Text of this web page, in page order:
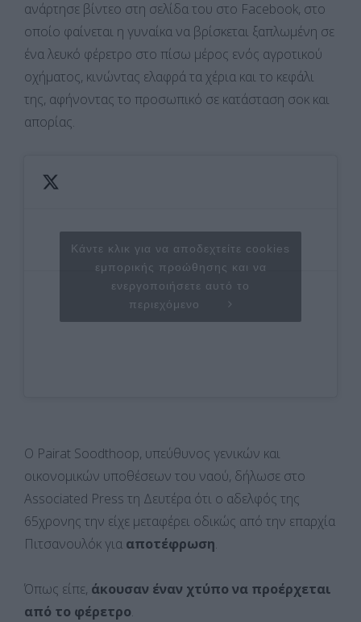
ανάρτησε βίντεο στη σελίδα του στο Facebook, στο
οποίο φαίνεται η γυναίκα να βρίσκεται ξαπλωμένη σε
ένα λευκό φέρετρο στο πίσω μέρος ενός αγροτικού
οχήματος, κινώντας ελαφρά τα χέρια και το κεφάλι
της, αφήνοντας το προσωπικό σε κατάσταση σοκ και
απορίας.
Κάντε κλικ για να αποδεχτείτε cookies
εμπορικής προώθησης και να
ενεργοποιήσετε αυτό το
περιεχόμενο
Ο Pairat Soodthoop, υπεύθυνος γενικών και
οικονομικών υποθέσεων του ναού, δήλωσε στο
Associated Press τη Δευτέρα ότι ο αδελφός της
65χρονης την είχε μεταφέρει οδικώς από την επαρχία
Πιτσανουλόκ για αποτέφρωση.
Όπως είπε, άκουσαν έναν χτύπο να προέρχεται
από το φέρετρο.